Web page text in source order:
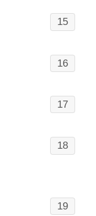
15
16
17
18
19